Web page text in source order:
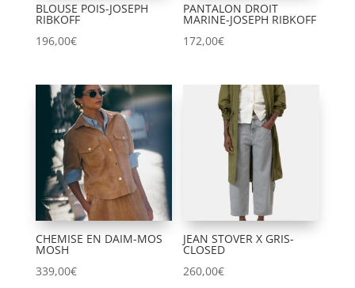
BLOUSE POIS-JOSEPH
RIBKOFF
196,00€
PANTALON DROIT
MARINE-JOSEPH RIBKOFF
172,00€
CHEMISE EN DAIM-MOS
MOSH
339,00€
JEAN STOVER X GRIS-
CLOSED
260,00€